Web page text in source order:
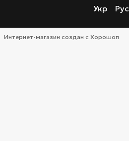
Укр Рус
Интернет-магазин создан с Хорошоп